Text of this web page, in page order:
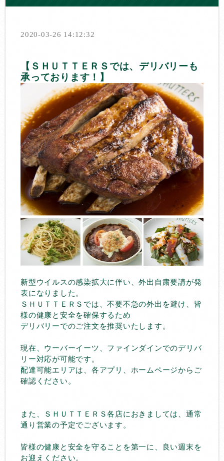
2020-03-26 14:12:32
【ＳＨＵＴＴＥＲＳでは、デリバリーも
承っております！】
新型ウイルスの感染拡大に伴い、外出自粛要請が発
表になりました。
ＳＨＵＴＴＥＲＳでは、不要不急の外出を避け、皆
様の健康と安全を確保するため
デリバリーでのご注文を推奨いたします。
現在、ウーバーイーツ、ファインダインでのデリバ
リー対応が可能です。
配達可能エリアは、各アプリ、ホームページからご
確認ください。
また、ＳＨＵＴＴＥＲＳ各店におきましては、通常
通り営業の予定でございます。
皆様の健康と安全を守ることを第一に、良い週末を
お迎えください。